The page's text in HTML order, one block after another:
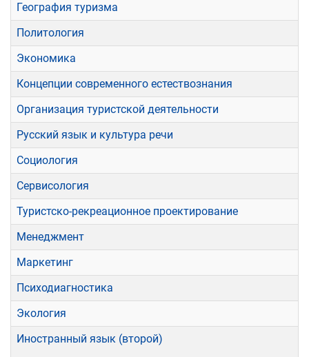
География туризма
Политология
Экономика
Концепции современного естествознания
Организация туристской деятельности
Русский язык и культура речи
Социология
Сервисология
Туристско-рекреационное проектирование
Менеджмент
Маркетинг
Психодиагностика
Экология
Иностранный язык (второй)